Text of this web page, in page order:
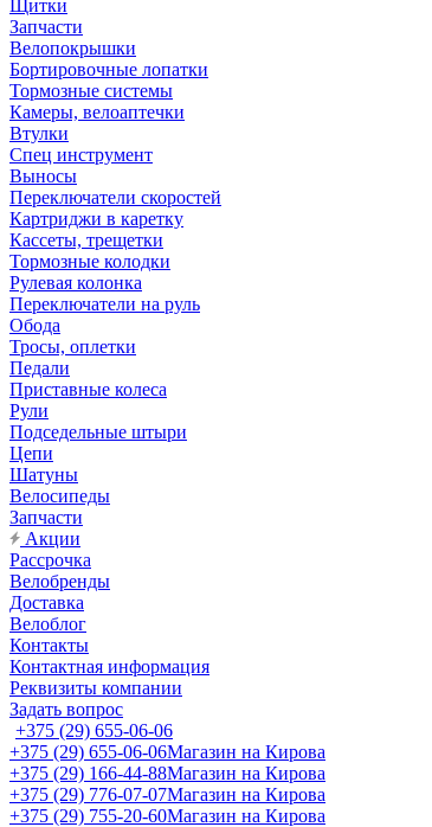
Щитки
Запчасти
Велопокрышки
Бортировочные лопатки
Тормозные системы
Камеры, велоаптечки
Втулки
Спец инструмент
Выносы
Переключатели скоростей
Картриджи в каретку
Кассеты, трещетки
Тормозные колодки
Рулевая колонка
Переключатели на руль
Обода
Тросы, оплетки
Педали
Приставные колеса
Рули
Подседельные штыри
Цепи
Шатуны
Велосипеды
Запчасти
Акции
Рассрочка
Велобренды
Доставка
Велоблог
Контакты
Контактная информация
Реквизиты компании
Задать вопрос
+375 (29) 655-06-06
+375 (29) 655-06-06Магазин на Кирова
+375 (29) 166-44-88Магазин на Кирова
+375 (29) 776-07-07Магазин на Кирова
+375 (29) 755-20-60Магазин на Кирова